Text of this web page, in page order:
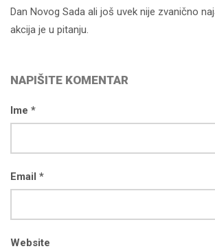
Dan Novog Sada ali još uvek nije zvanično
akcija je u pitanju.
NAPIŠITE KOMENTAR
Ime *
Email *
Website